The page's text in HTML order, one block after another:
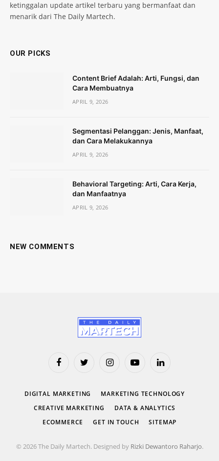
ketinggalan update artikel terbaru yang bermanfaat dan
menarik dari The Daily Martech.
OUR PICKS
Content Brief Adalah: Arti, Fungsi, dan
Cara Membuatnya
APRIL 9, 2026
Segmentasi Pelanggan: Jenis, Manfaat,
dan Cara Melakukannya
APRIL 9, 2026
Behavioral Targeting: Arti, Cara Kerja,
dan Manfaatnya
APRIL 9, 2026
NEW COMMENTS
FacebookTwitter InstagramYouTubeLinkedIn
DIGITAL MARKETING
MARKETING TECHNOLOGY
CREATIVE MARKETING
DATA & ANALYTICS
ECOMMERCE
GET IN TOUCH SITEMAP
© 2026 The Daily Martech. Designed by Rizki Dewantoro Raharjo.